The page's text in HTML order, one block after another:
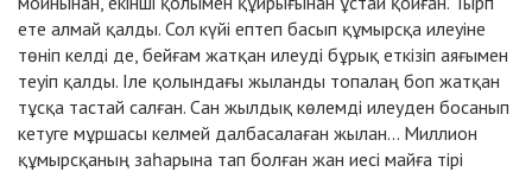
ете алмай қалды. Сол күйі ептеп басып құмырсқа илеуіне
төніп келді де, бейғам жатқан илеуді бұрық еткізіп аяғымен
теуіп қалды. Іле қолындағы жыланды топалаң боп жатқан
тұсқа тастай салған. Сан жылдық көлемді илеуден босанып
кетуге мұршасы келмей далбасалаған жылан... Миллион
құмырсқаның заһарына тап болған жан иесі майға тірі